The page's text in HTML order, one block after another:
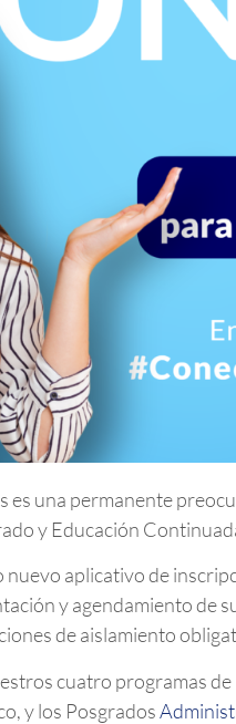
una permanente
y Educación
aplicativo de
y agendamiento de
de aislamiento
cuatro programas
y los Posgrados